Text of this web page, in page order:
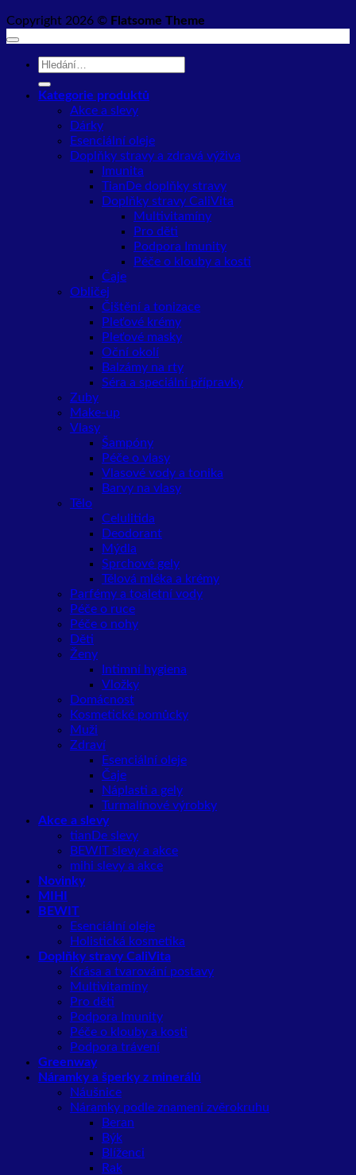
Copyright 2026 © Flatsome Theme
Hledat:
Kategorie produktů
Akce a slevy
Dárky
Esenciální oleje
Doplňky stravy a zdravá výživa
Imunita
TianDe doplňky stravy
Doplňky stravy CaliVita
Multivitamíny
Pro děti
Podpora Imunity
Péče o klouby a kosti
Čaje
Obličej
Čištění a tonizace
Pleťové krémy
Pleťové masky
Oční okolí
Balzámy na rty
Séra a speciální přípravky
Zuby
Make-up
Vlasy
Šampóny
Péče o vlasy
Vlasové vody a tonika
Barvy na vlasy
Tělo
Celulitida
Deodorant
Mýdla
Sprchové gely
Tělová mléka a krémy
Parfémy a toaletní vody
Péče o ruce
Péče o nohy
Děti
Ženy
Intimní hygiena
Vložky
Domácnost
Kosmetické pomůcky
Muži
Zdraví
Esenciální oleje
Čaje
Náplasti a gely
Turmalínové výrobky
Akce a slevy
tianDe slevy
BEWIT slevy a akce
mihi slevy a akce
Novinky
MIHI
BEWIT
Esenciální oleje
Holistická kosmetika
Doplňky stravy CaliVita
Krása a tvarování postavy
Multivitamíny
Pro děti
Podpora Imunity
Péče o klouby a kosti
Podpora trávení
Greenway
Náramky a šperky z minerálů
Náušnice
Náramky podle znamení zvěrokruhu
Beran
Býk
Blíženci
Rak